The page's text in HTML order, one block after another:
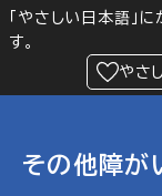
「やさしい日本語」
す。
やさ
その他障が